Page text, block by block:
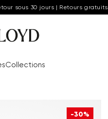
sous 30 jours | Retours gratuits
Collections
-30%